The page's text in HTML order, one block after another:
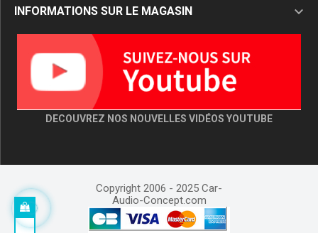
INFORMATIONS SUR LE MAGASIN 
DECOUVREZ NOS NOUVELLES VIDÉOS YOUTUBE
Copyright 2006 - 2025 Car-
Audio-Concept.com